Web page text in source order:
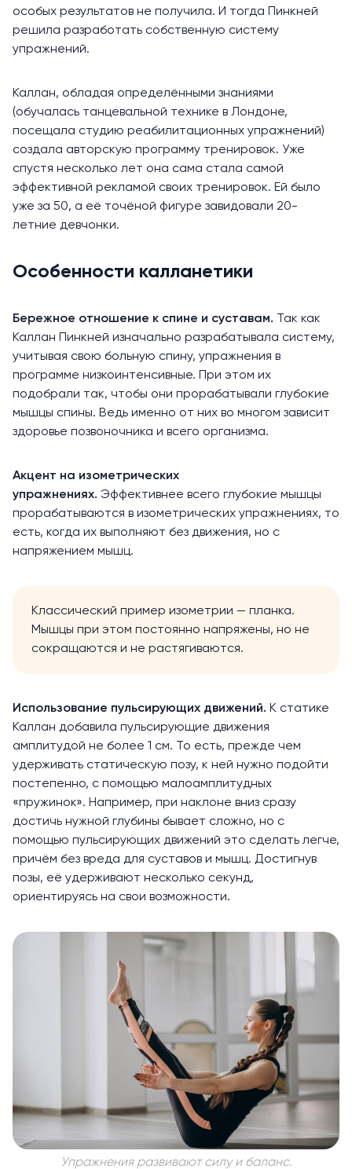
особых результатов не получила. И тогда Пинкней
решила разработать собственную систему
упражнений.
Каллан, обладая определёнными знаниями
(обучалась танцевальной технике в Лондоне,
посещала студию реабилитационных упражнений)
создала авторскую программу тренировок. Уже
спустя несколько лет она сама стала самой
эффективной рекламой своих тренировок. Ей было
уже за 50, а её точёной фигуре завидовали 20-
летние девчонки.
Особенности калланетики
Бережное отношение к спине и суставам.
Так как
Каллан Пинкней изначально разрабатывала систему,
учитывая свою больную спину, упражнения в
программе низкоинтенсивные. При этом их
подобрали так, чтобы они прорабатывали глубокие
мышцы спины. Ведь именно от них во многом зависит
здоровье позвоночника и всего организма.
Акцент на изометрических
упражнениях. Эффективнее всего глубокие мышцы
прорабатываются в изометрических упражнениях, то
есть, когда их выполняют без движения, но с
напряжением мышц.
Классический пример изометрии — планка.
Мышцы при этом постоянно напряжены, но не
сокращаются и не растягиваются.
Использование пульсирующих движений. К статике
Каллан добавила пульсирующие движения
амплитудой не более 1 см. То есть, прежде чем
удерживать статическую позу, к ней нужно подойти
постепенно, с помощью малоамплитудных
«пружинок». Например, при наклоне вниз сразу
достичь нужной глубины бывает сложно, но с
помощью пульсирующих движений это сделать легче,
причём без вреда для суставов и мышц. Достигнув
позы, её удерживают несколько секунд,
ориентируясь на свои возможности.
Упражнения развивают силу и баланс.